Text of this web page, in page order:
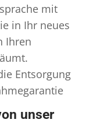
mit
in Ihr neues
Ihren
Entsorgung
unser